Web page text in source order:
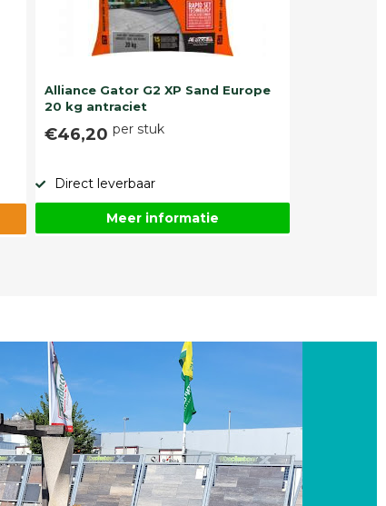
Alliance Gator G2 XP Sand Europe
20 kg antraciet
€46,20 per stuk
Direct leverbaar
Meer informatie